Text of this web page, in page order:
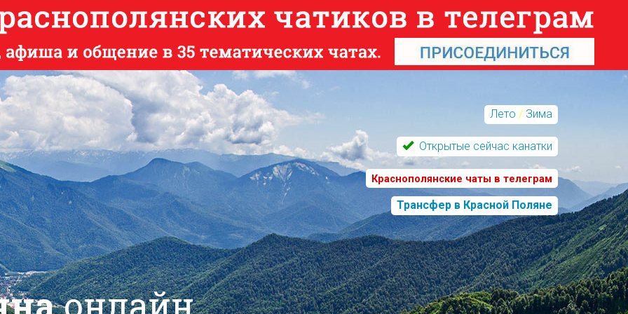
Лето / Зима
Открытые сейчас канатки
Краснополянские чаты в телеграм
Трансфер в Красной Поляне